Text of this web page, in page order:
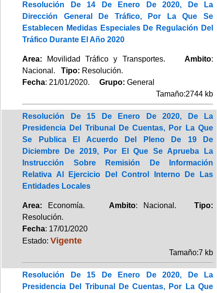
Resolución De 14 De Enero De 2020, De La
Dirección General De Tráfico, Por La Que Se
Establecen Medidas Especiales De Regulación Del
Tráfico Durante El Año 2020
Area: Movilidad Tráfico y Transportes. Ambito:
Nacional. Tipo: Resolución.
Fecha: 21/01/2020. Grupo: General
Tamaño:2744 kb
Resolución De 15 De Enero De 2020, De La
Presidencia Del Tribunal De Cuentas, Por La Que
Se Publica El Acuerdo Del Pleno De 19 De
Diciembre De 2019, Por El Que Se Aprueba La
Instrucción Sobre Remisión De Información
Relativa Al Ejercicio Del Control Interno De Las
Entidades Locales
Area: Economía. Ambito: Nacional.Tipo:
Resolución.
Fecha: 17/01/2020
Estado: Vigente
Tamaño:7 kb
Resolución De 15 De Enero De 2020, De La
Presidencia Del Tribunal De Cuentas, Por La Que